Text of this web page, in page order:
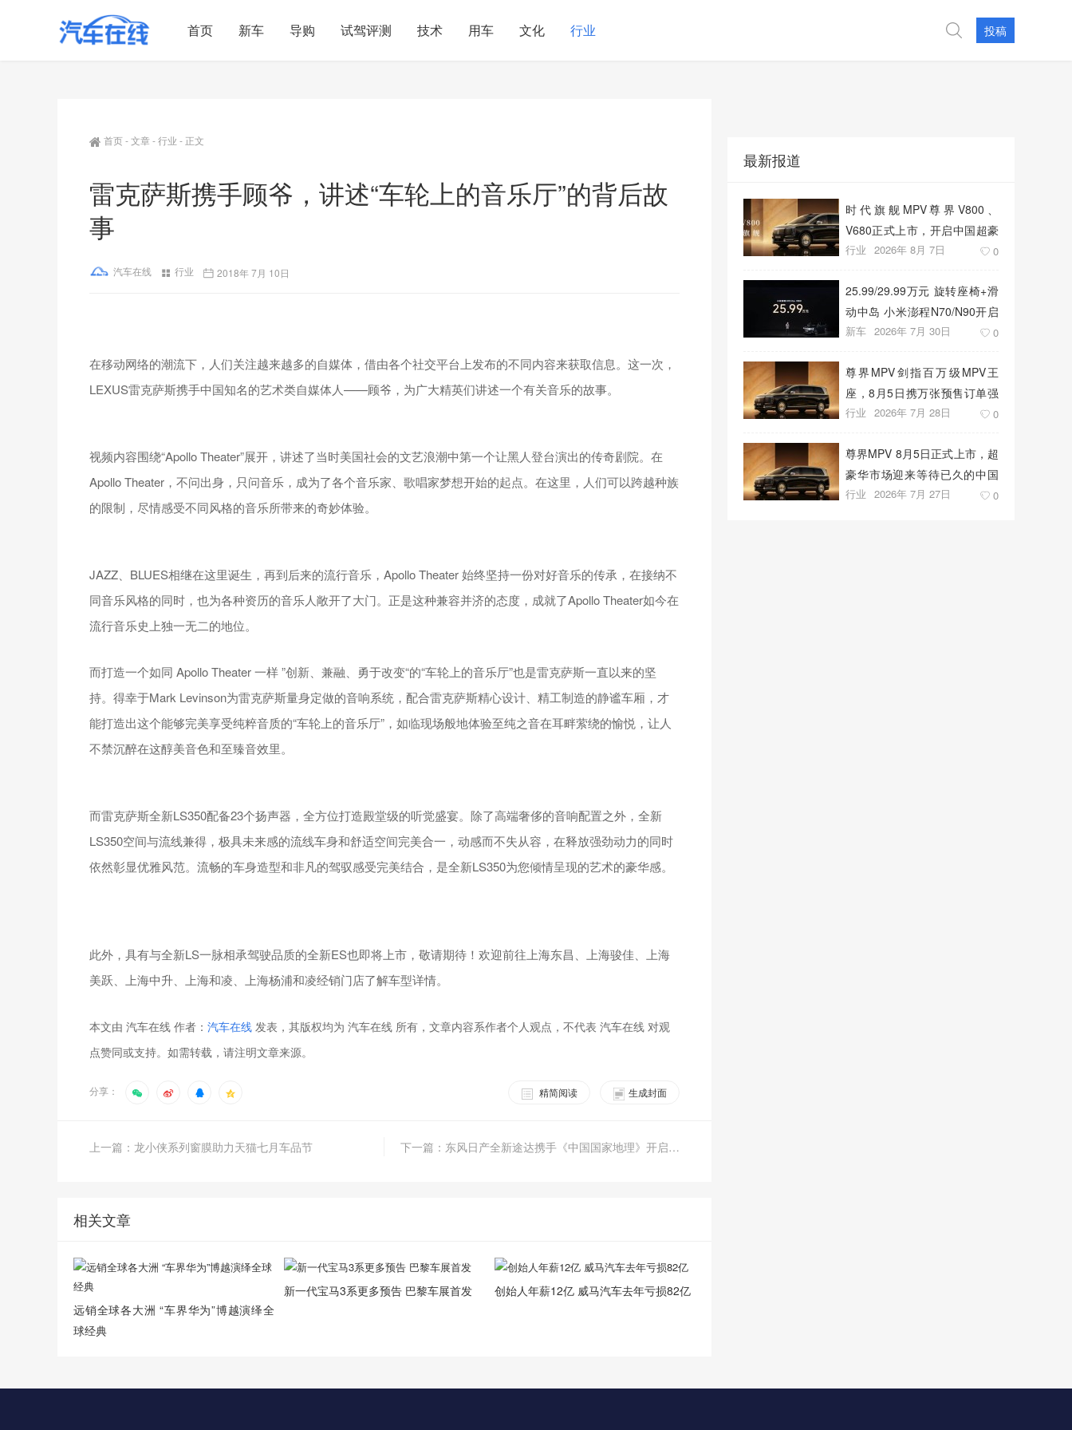
首页 新车 导购 试驾评测 技术 用车 文化 行业 投稿
首页-文章-行业 - 正文
雷克萨斯携手顾爷，讲述“车轮上的音乐厅”的背后故
事
汽车在线 行业 2018年 7月 10日
在移动网络的潮流下，人们关注越来越多的自媒体，借由各个社交平台上发布的不同内容来获取信息。这一次，
LEXUS雷克萨斯携手中国知名的艺术类自媒体人——顾爷，为广大精英们讲述一个有关音乐的故事。
视频内容围绕“Apollo Theater”展开，讲述了当时美国社会的文艺浪潮中第一个让黑人登台演出的传奇剧院。在
Apollo Theater，不问出身，只问音乐，成为了各个音乐家、歌唱家梦想开始的起点。在这里，人们可以跨越种族
的限制，尽情感受不同风格的音乐所带来的奇妙体验。
JAZZ、BLUES相继在这里诞生，再到后来的流行音乐，Apollo Theater 始终坚持一份对好音乐的传承，在接纳不
同音乐风格的同时，也为各种资历的音乐人敞开了大门。正是这种兼容并济的态度，成就了Apollo Theater如今在
流行音乐史上独一无二的地位。
而打造一个如同 Apollo Theater 一样 ”创新、兼融、勇于改变“的“车轮上的音乐厅”也是雷克萨斯一直以来的坚
持。得幸于Mark Levinson为雷克萨斯量身定做的音响系统，配合雷克萨斯精心设计、精工制造的静谧车厢，才
能打造出这个能够完美享受纯粹音质的“车轮上的音乐厅”，如临现场般地体验至纯之音在耳畔萦绕的愉悦，让人
不禁沉醉在这醇美音色和至臻音效里。
而雷克萨斯全新LS350配备23个扬声器，全方位打造殿堂级的听觉盛宴。除了高端奢侈的音响配置之外，全新
LS350空间与流线兼得，极具未来感的流线车身和舒适空间完美合一，动感而不失从容，在释放强劲动力的同时
依然彰显优雅风范。流畅的车身造型和非凡的驾驭感受完美结合，是全新LS350为您倾情呈现的艺术的豪华感。
此外，具有与全新LS一脉相承驾驶品质的全新ES也即将上市，敬请期待！欢迎前往上海东昌、上海骏佳、上海
美跃、上海中升、上海和凌、上海杨浦和凌经销门店了解车型详情。
本文由 汽车在线 作者： 汽车在线 发表，其版权均为 汽车在线 所有，文章内容系作者个人观点，不代表 汽车在线 对观
点赞同或支持。如需转载，请注明文章来源。
分享： 生成封面
精简阅读
上一篇：龙小侠系列窗膜助力天猫七月车品节 下一篇：东风日产全新途达携手《中国国家地理》开启“纵横中国•途达峰雪天际线之旅”
相关文章
远销全球各大洲 “车界华为”博越演绎全
球经典
新一代宝马3系更多预告 巴黎车展首发 创始人年薪12亿 威马汽车去年亏损82亿
最新报道
时代旗舰MPV尊界V800、
V680正式上市，开启中国超豪
华MPV发展新篇章
行业 2026年 8月 7日 0
25.99/29.99万元 旋转座椅+滑
动中岛 小米澎程N70/N90开启
预售
新车 2026年 7月 30日 0
尊界MPV剑指百万级MPV王
座，8月5日携万张预售订单强
势上市
行业 2026年 7月 28日 0
尊界MPV 8月5日正式上市，超
豪华市场迎来等待已久的中国
答案
行业 2026年 7月 27日 0